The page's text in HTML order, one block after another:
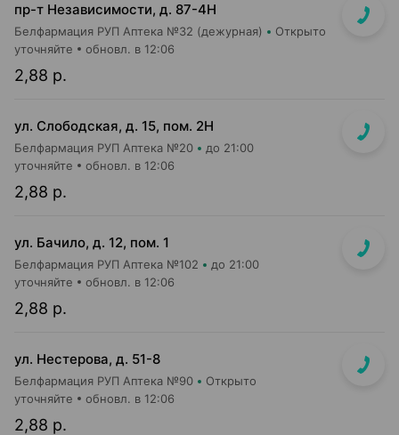
пр-т Независимости, д. 87-4Н
Белфармация РУП Аптека №32 (дежурная) Открыто
2,88 р.
уточняйте обновл. в 12:06
ул. Слободская, д. 15, пом. 2Н
Белфармация РУП Аптека №20 до 21:00
2,88 р.
уточняйте обновл. в 12:06
ул. Бачило, д. 12, пом. 1
Белфармация РУП Аптека №102 до 21:00
2,88 р.
уточняйте обновл. в 12:06
ул. Нестерова, д. 51-8
Белфармация РУП Аптека №90 Открыто
2,88 р.
уточняйте обновл. в 12:06